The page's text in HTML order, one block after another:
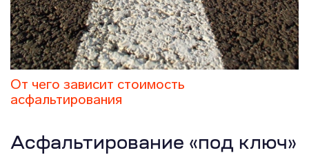
От чего зависит стоимость
асфальтирования
Асфальтирование «под ключ»